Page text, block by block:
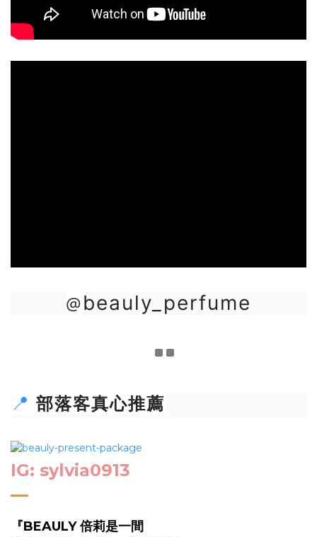
@beauly_perfume
📍 部落客真心推薦
IG: sylvia0913
『BEAULY 倍莉是一間